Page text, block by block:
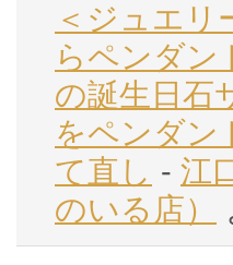
＜ジュエリ
らペンダン
の誕生日石
をペンダン
て直し - 江
のいる店）